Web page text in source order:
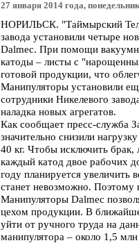
27 января 2014 года,
НОРИЛЬСК. "Таймырский
завода установили четыре
Dalmec. При помощи
катоды – листы с
готовой продукции, что
Манипуляторы установили
сотрудники Никелевого
наладка новых агрегатов.
Как сообщает пресс-служба
значительно снизили
40 кг. Чтобы исключить
каждый катод двое рабочих
году планируется увеличить
станет невозможно. Поэтому
Манипуляторы Dalmec
цехом продукции. В
уйти от ручного труда на
манипулятора – около 1,5